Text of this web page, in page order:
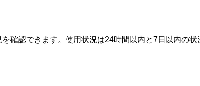
確認できます。使用状況は24時間以内と7日以内の状